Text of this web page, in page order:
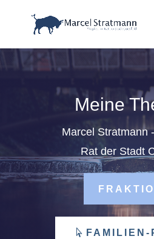
Meine
Marcel Stratmann
Rat der Stadt
FAMILIEN-